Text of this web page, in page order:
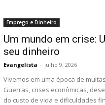
Emprego e Dinheiro
Um mundo em crise:
seu dinheiro
Evangelista - julho 9, 2026
Vivemos em uma época de
Guerras, crises econômicas,
do custo de vida e dificuldades